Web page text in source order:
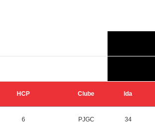
HCP Clube Ida
6 PJGC 34